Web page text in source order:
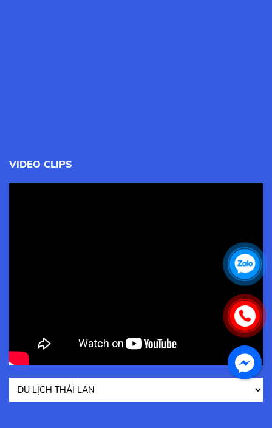
VIDEO CLIPS